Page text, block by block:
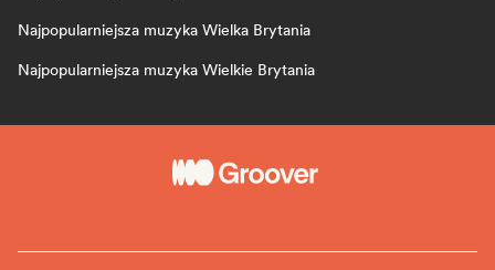
Najpopularniejsza muzyka Wielka Brytania
Najpopularniejsza muzyka Wielkie Brytania